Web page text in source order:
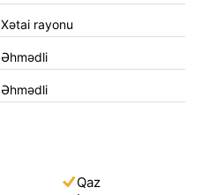
Xətai rayonu
Əhmədli
Əhmədli
Qaz